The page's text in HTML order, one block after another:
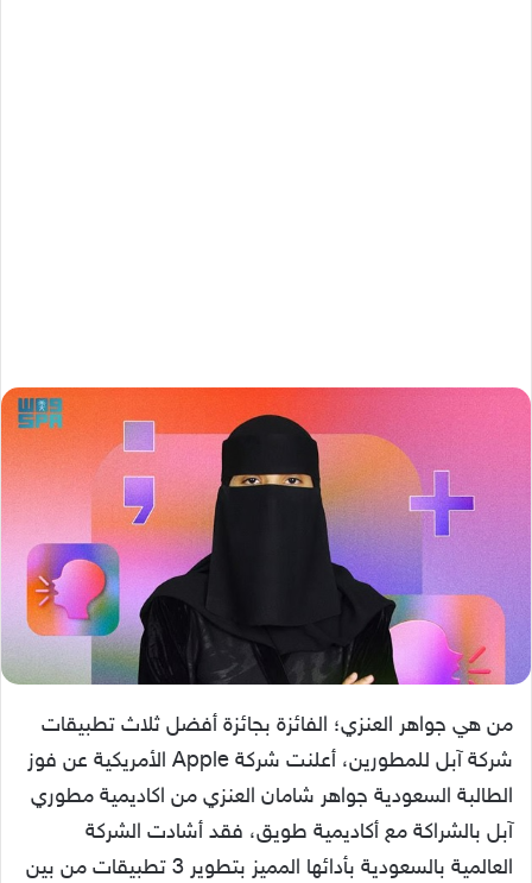
من هي جواهر العنزي؛ الفائزة بجائزة أفضل ثلاث تطبيقات
شركة آبل للمطورين، أعلنت شركة Apple الأمريكية عن فوز
الطالبة السعودية جواهر شامان العنزي من اكاديمية مطوري
آبل بالشراكة مع أكاديمية طويق، فقد أشادت الشركة
العالمية بالسعودية بأدائها المميز بتطوير 3 تطبيقات من بين